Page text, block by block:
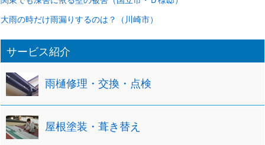
大雨の時だけ雨漏りするのは？（川崎市）
サービス紹介
雨樋修理・交換・点検
屋根塗装・葺き替え